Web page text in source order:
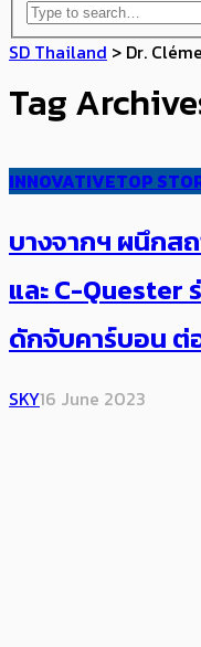
SD Thailand > Dr.
Tag
INNOVATIVETOP
บางจากฯ ผนึก​สถ
และ C-Quester
ดักจับคาร์บอน ต่
SKY16 June 2023